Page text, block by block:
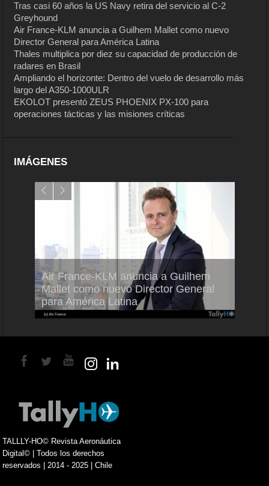
Tras casi 60 años la US Navy retira del servicio al C-2
Greyhound
Air France-KLM anuncia a Guilhem Mallet como nuevo
Director General para América Latina
Thales multiplica por diez su capacidad de producción de
radares en Brasil
Ampliando el horizonte: Dentro del vuelo de desarrollo más
largo del A350-1000ULR
EKOLOT presentó ZEUS PHOENIX PX-100 para
operaciones tácticas y las misiones críticas
IMÁGENES
Air France-KLM anuncia a Guilhem
Mallet como nuevo Director General
para América Latina
TALLLY-HO© Revista Aeronáutica
Digital© | Todos los derechos
reservados | 2014 - 2025 | Chile